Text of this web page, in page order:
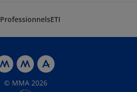
ProfessionnelsETI
© MMA 2026